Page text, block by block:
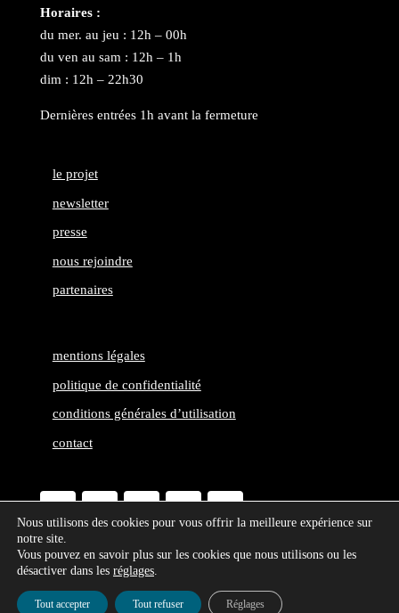
Horaires :
du mer. au jeu : 12h – 00h
du ven au sam : 12h – 1h
dim : 12h – 22h30
Dernières entrées 1h avant la fermeture
le projet
newsletter
presse
nous rejoindre
partenaires
mentions légales
politique de confidentialité
conditions générales d’utilisation
contact
Nous utilisons des cookies pour vous offrir la meilleure expérience sur
notre site.
Vous pouvez en savoir plus sur les cookies que nous utilisons ou les
désactiver dans les réglages.
Tout accepter Tout refuser Réglages